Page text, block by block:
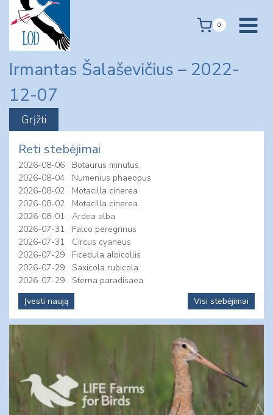
content
0
Irmantas Šalaševičius – 2022-
12-07
Reti stebėjimai
2026-08-06
Botaurus minutus
2026-08-04
Numenius phaeopus
2026-08-02
Motacilla cinerea
2026-08-02
Motacilla cinerea
2026-08-01
Ardea alba
2026-07-31
Falco peregrinus
2026-07-31
Circus cyaneus
2026-07-29
Ficedula albicollis
2026-07-29
Saxicola rubicola
2026-07-29
Sterna paradisaea
Įvesti naują
Visi stebėjimai